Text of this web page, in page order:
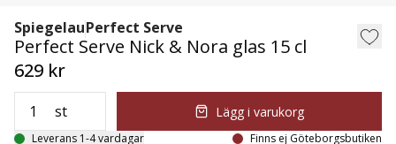
Perfect Serve Nick & Nora glas 15 cl
SpiegelauPerfect Serve
Perfect Serve Nick & Nora glas 15 cl
629 kr
st Lägg i varukorg
Leverans 1-4 vardagar Finns ej Göteborgsbutiken